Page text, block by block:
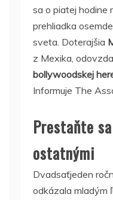
sa o piatej hodine
prehliadka
sveta. Doterajšia
z Mexika,
bollywoodskej
Informuje The
Prestaňte
ostatnými
Dvadsaťjeden
odkázala mladým